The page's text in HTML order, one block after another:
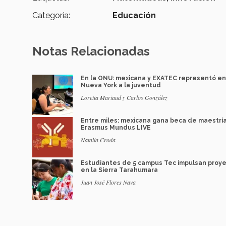
Categoría:
Educación
Notas Relacionadas
En la ONU: mexicana y EXATEC representó en
Nueva York a la juventud
Loretta Mariaud y Carlos González
Entre miles: mexicana gana beca de maestría
Erasmus Mundus LIVE
Natalia Croda
Estudiantes de 5 campus Tec impulsan
en la Sierra Tarahumara
Juan José Flores Nava